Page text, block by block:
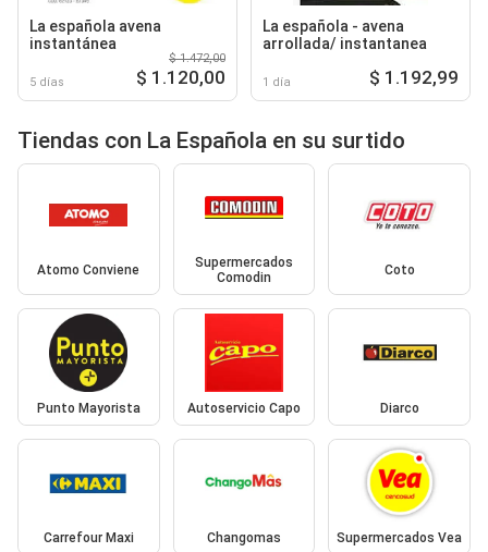
La española avena
instantánea
5 días
$ 1.472,00
$ 1.120,00
La española - avena
arrollada/ instantanea
1 día $ 1.192,99
Tiendas con La Española en su surtido
Atomo Conviene
Supermercados
Comodin
Coto
Punto Mayorista Autoservicio Capo Diarco
Carrefour Maxi Changomas Supermercados Vea